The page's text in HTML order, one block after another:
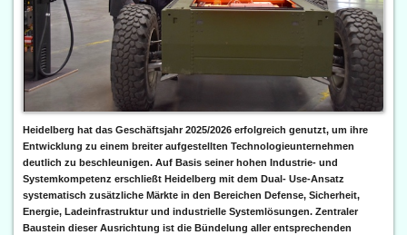
Heidelberg hat das Geschäftsjahr 2025/2026 erfolgreich genutzt, um ihre
Entwicklung zu einem breiter aufgestellten Technologieunternehmen
deutlich zu beschleunigen. Auf Basis seiner hohen Industrie- und
Systemkompetenz erschließt Heidelberg mit dem Dual- Use-Ansatz
systematisch zusätzliche Märkte in den Bereichen Defense, Sicherheit,
Energie, Ladeinfrastruktur und industrielle Systemlösungen. Zentraler
Baustein dieser Ausrichtung ist die Bündelung aller entsprechenden